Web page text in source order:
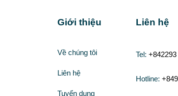
Giới thiệu
Về chúng tôi
Liên hệ
Tuyển dụng
Liên hệ
Tel:
Hotline: